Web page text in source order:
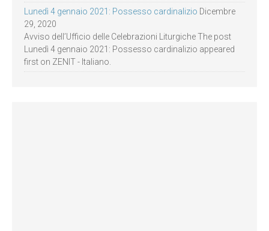
Lunedì 4 gennaio 2021: Possesso cardinalizio Dicembre
29, 2020
Avviso dell’Ufficio delle Celebrazioni Liturgiche The post
Lunedì 4 gennaio 2021: Possesso cardinalizio appeared
first on ZENIT - Italiano.